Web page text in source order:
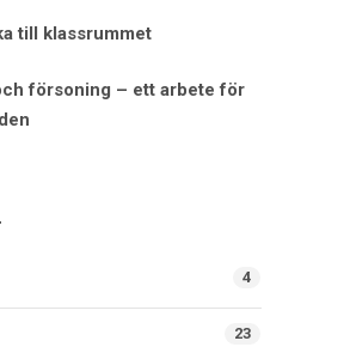
till klassrummet
försoning – ett arbete för
4
23